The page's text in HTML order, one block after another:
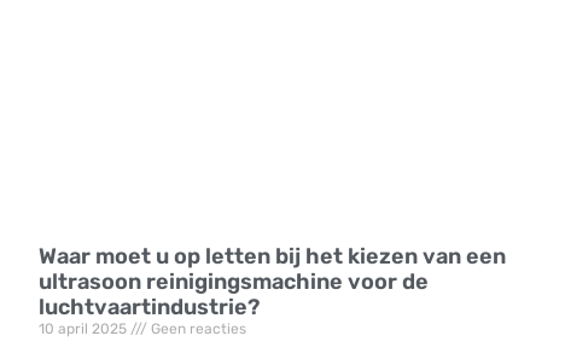
Waar moet u op letten bij het kiezen van een
ultrasoon reinigingsmachine voor de
luchtvaartindustrie?
10 april 2025 Geen reacties